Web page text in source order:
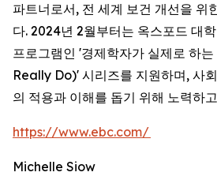
파트너로서, 전 세계 보건 개선을 위
다. 2024년 2월부터는 옥스포드 대
프로그램인 '경제학자가 실제로 하
Really Do)' 시리즈를 지원하며, 사
의 적용과 이해를 돕기 위해 노력하
https://www.ebc.com/
Michelle Siow